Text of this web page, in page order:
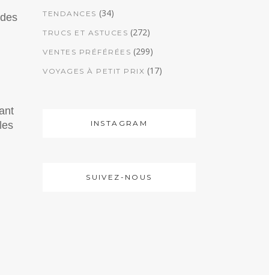
TENDANCES (34)
TRUCS ET ASTUCES (272)
VENTES PRÉFÉRÉES (299)
VOYAGES À PETIT PRIX (17)
INSTAGRAM
SUIVEZ-NOUS